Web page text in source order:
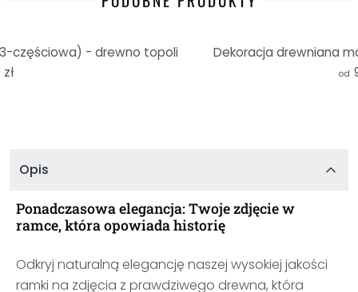
częściowa) - drewno topoli
Dekoracja drewniana
od
Opis
Ponadczasowa elegancja: Twoje zdjęcie w
ramce, która opowiada historię
Odkryj naturalną elegancję naszej wysokiej jakości
ramki na zdjęcia z prawdziwego drewna, która